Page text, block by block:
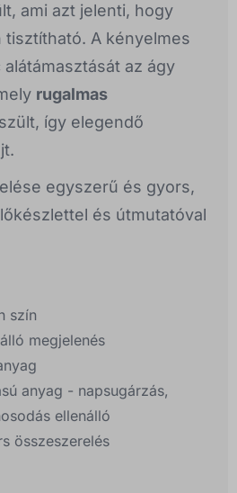
ami azt jelenti, hogy
A kényelmes
az ágy
rugalmas
így elegendő
egyszerű és gyors,
és útmutatóval
szín
megjelenés
anyag - napsugárzás,
ellenálló
összeszerelés